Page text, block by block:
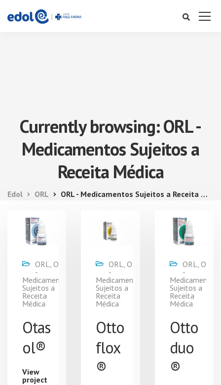
Currently browsing: ORL -
Medicamentos Sujeitos a
Receita Médica
Edol ORL ORL - Medicamentos Sujeitos a Receita Médica
ORL, ORL
-
Medicamentos
Sujeitos a
Receita
Médica
Otas
ol®
View
project
ORL, ORL
-
Medicamentos
Sujeitos a
Receita
Médica
Otto
flox
®
ORL, ORL
-
Medicamentos
Sujeitos a
Receita
Médica
Otto
duo
®